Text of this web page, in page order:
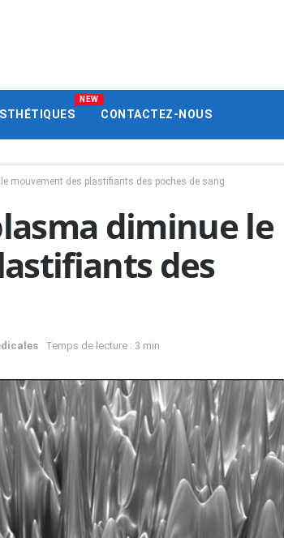
NEW
CONTACTEZ-NOUS
mouvement des plastifiants des poches de sang
diminue le
des
Temps de lecture : 3 min